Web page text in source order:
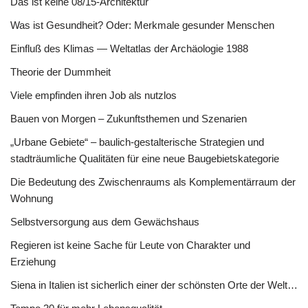
Was ist Gesundheit? Oder: Merkmale gesunder Menschen
Einfluß des Klimas — Weltatlas der Archäologie 1988
Theorie der Dummheit
Viele empfinden ihren Job als nutzlos
Bauen von Morgen – Zukunftsthemen und Szenarien
„Urbane Gebiete“ – baulich-gestalterische Strategien und
stadträumliche Qualitäten für eine neue Baugebietskategorie
Die Bedeutung des Zwischenraums als Komplementärraum der
Wohnung
Selbstversorgung aus dem Gewächshaus
Regieren ist keine Sache für Leute von Charakter und
Erziehung
Siena in Italien ist sicherlich einer der schönsten Orte der Welt…